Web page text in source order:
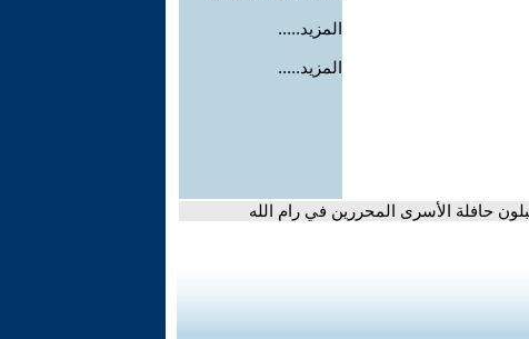
المزيد.....
المزيد.....
حافلة الأسرى المحررين في رام الله